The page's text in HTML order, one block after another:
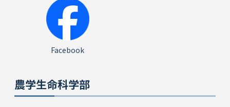
Facebook
農学生命科学部